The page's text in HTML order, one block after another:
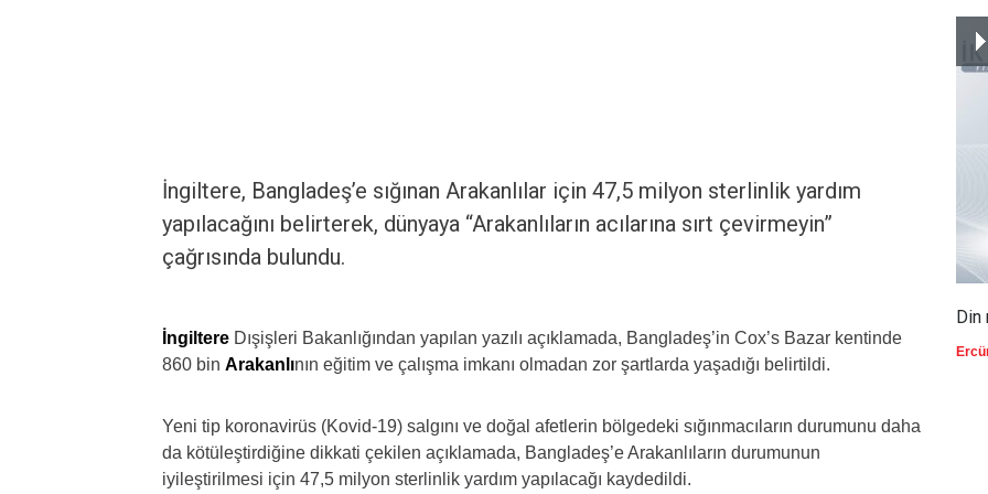
İngiltere, Bangladeş’e sığınan Arakanlılar için 47,5 milyon sterlinlik yardım
yapılacağını belirterek, dünyaya “Arakanlıların acılarına sırt çevirmeyin”
çağrısında bulundu.
İngiltere Dışişleri Bakanlığından yapılan yazılı açıklamada, Bangladeş’in Cox’s Bazar kentinde
860 bin Arakanlının eğitim ve çalışma imkanı olmadan zor şartlarda yaşadığı belirtildi.
Yeni tip koronavirüs (Kovid-19) salgını ve doğal afetlerin bölgedeki sığınmacıların durumunu daha
da kötüleştirdiğine dikkati çekilen açıklamada, Bangladeş’e Arakanlıların durumunun
iyileştirilmesi için 47,5 milyon sterlinlik yardım yapılacağı kaydedildi.
Din